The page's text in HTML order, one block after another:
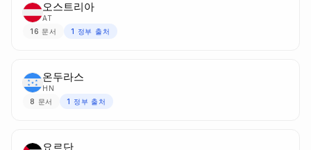
오스트리아
AT
16 문서 1 정부 출처
온두라스
HN
8 문서 1 정부 출처
요르단